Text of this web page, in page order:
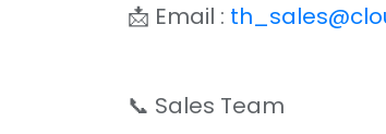
📩 Email :
📞 Sales Team